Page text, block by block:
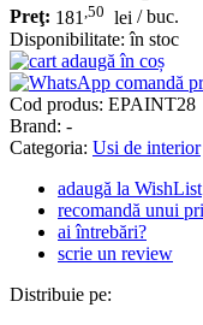
Preţ: 181 ,50 lei / buc.
Disponibilitate: în stoc
adaugă în coș
comandă
Cod produs: EPAINT28
Brand: -
Categoria: Usi de interior
adaugă la WishList
recomandă unui
ai întrebări?
scrie un review
Distribuie pe: